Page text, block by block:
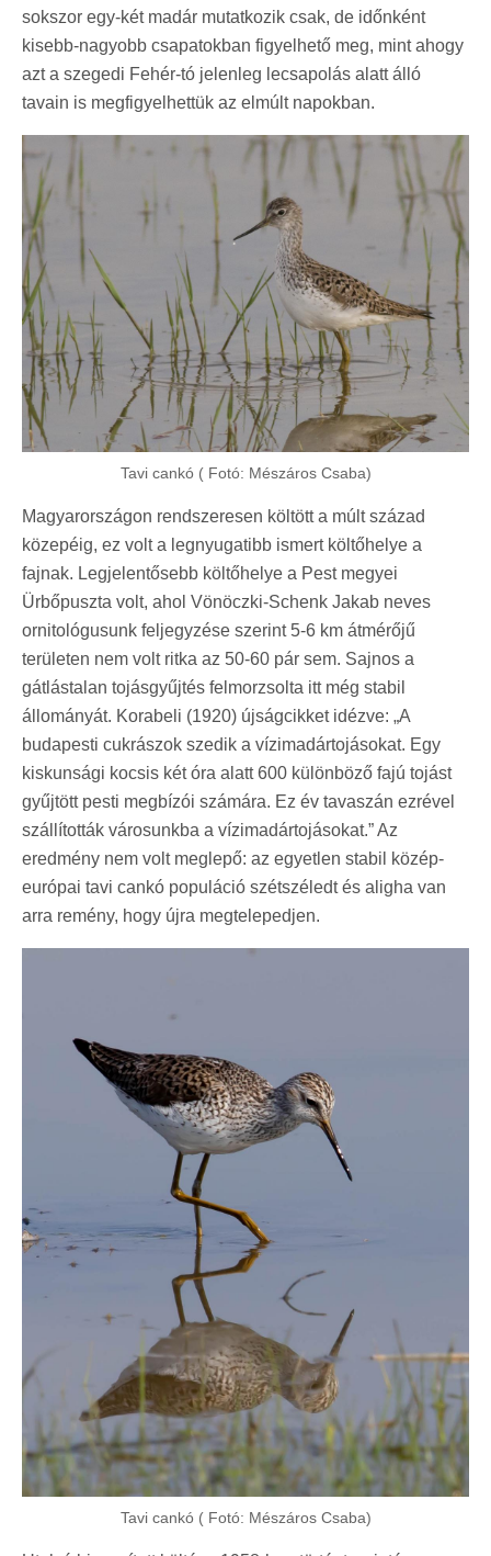
sokszor egy-két madár mutatkozik csak, de időnként
kisebb-nagyobb csapatokban figyelhető meg, mint ahogy
azt a szegedi Fehér-tó jelenleg lecsapolás alatt álló
tavain is megfigyelhettük az elmúlt napokban.
Tavi cankó ( Fotó: Mészáros Csaba)
Magyarországon rendszeresen költött a múlt század
közepéig, ez volt a legnyugatibb ismert költőhelye a
fajnak. Legjelentősebb költőhelye a Pest megyei
Ürbőpuszta volt, ahol Vönöczki-Schenk Jakab neves
ornitológusunk feljegyzése szerint 5-6 km átmérőjű
területen nem volt ritka az 50-60 pár sem. Sajnos a
gátlástalan tojásgyűjtés felmorzsolta itt még stabil
állományát. Korabeli (1920) újságcikket idézve: „A
budapesti cukrászok szedik a vízimadártojásokat. Egy
kiskunsági kocsis két óra alatt 600 különböző fajú tojást
gyűjtött pesti megbízói számára. Ez év tavaszán ezrével
szállították városunkba a vízimadártojásokat.” Az
eredmény nem volt meglepő: az egyetlen stabil közép-
európai tavi cankó populáció szétszéledt és aligha van
arra remény, hogy újra megtelepedjen.
Tavi cankó ( Fotó: Mészáros Csaba)